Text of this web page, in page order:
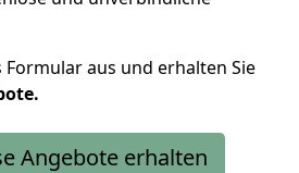
Formular aus und erhalten Sie
Angebote erhalten